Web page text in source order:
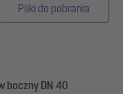
Pliki do pobrania
boczny DN 40